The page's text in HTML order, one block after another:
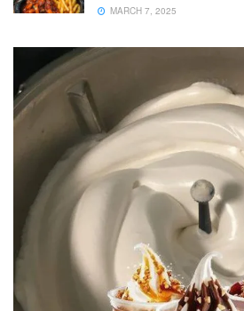
MARCH 7, 2025